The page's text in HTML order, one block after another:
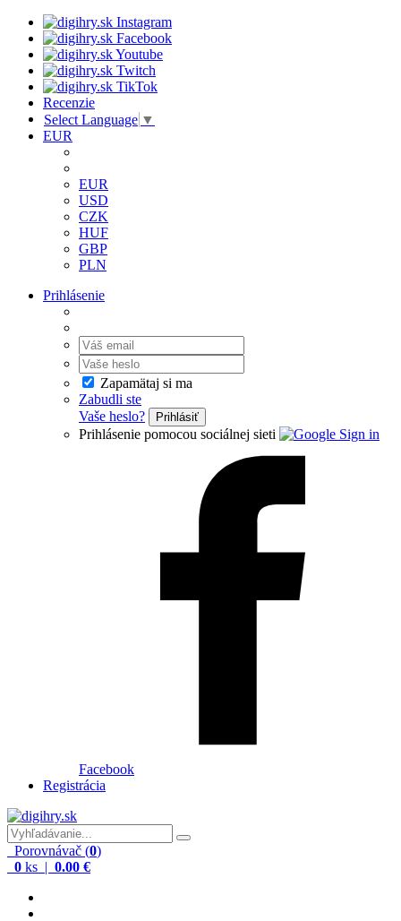
Recenzie
Select Language ▼
EUR
EUR
USD
CZK
HUF
GBP
PLN
Prihlásenie
Zapamätaj si ma
Zabudli ste
Vaše heslo?
Prihlásiť
Prihlásenie pomocou sociálnej sieti
Facebook
Registrácia
Porovnávač (0)
0 ks | 0.00 €